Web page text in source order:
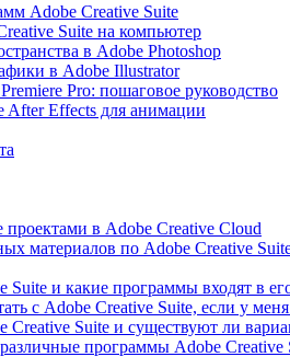
Adobe Creative Suite
Suite на компьютер
в Adobe Photoshop
в Adobe Illustrator
Pro: пошаговое руководство
Effects для анимации
в Adobe Creative Cloud
материалов по Adobe Creative
Suite и какие программы входят в
с Adobe Creative Suite, если у
Creative Suite и существуют ли
программы Adobe Creative